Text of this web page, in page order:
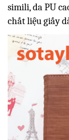
simili, da PU
chất liệu giấy